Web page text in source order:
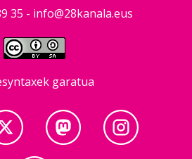
35 - info@28kanala.eus
garatua